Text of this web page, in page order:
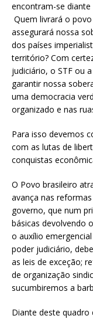
encontram-se
Quem livrará o
assegurará nossa
dos países
território? Com
judiciário, o STF ou
garantir nossa
uma democracia
organizado e nas
Para isso devemos
com as lutas de
conquistas
O Povo brasileiro
avança nas
governo, que num
básicas devolvendo
o auxílio
poder judiciário,
as leis de exceção;
de organização
sucumbiremos a
Diante deste